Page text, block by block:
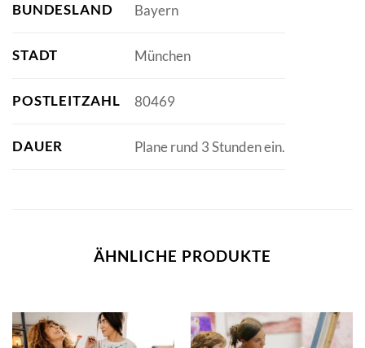
BUNDESLAND Bayern
STADT München
POSTLEITZAHL 80469
DAUER Plane rund 3 Stunden ein.
ÄHNLICHE PRODUKTE